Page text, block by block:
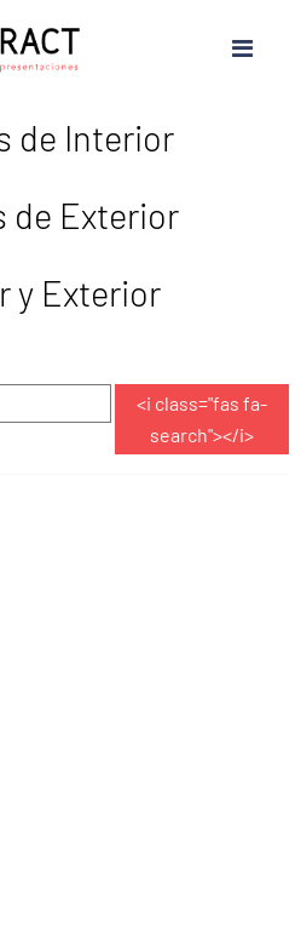
de Interior
de Exterior
y Exterior
Auxiliares
<i class="fas fa-
search"></i>